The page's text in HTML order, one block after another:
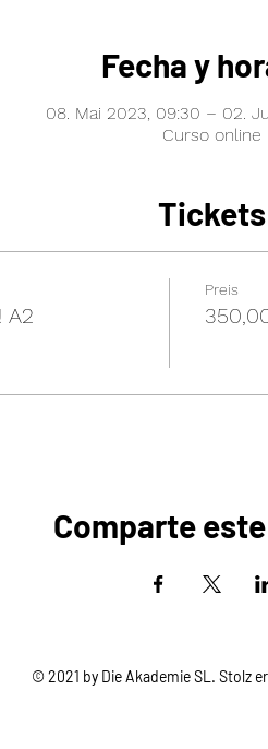
Fecha y
08. Mai 2023, 09:30 – 02.
Curso online
Tickets
A2
Preis
Comparte
© 2021 by Die Akademie SL. Stolz